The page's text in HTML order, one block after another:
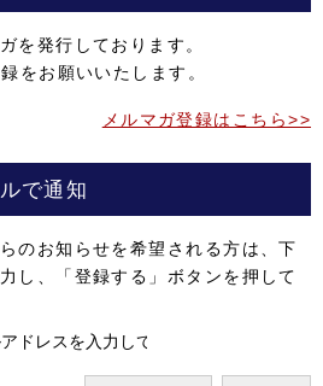
を発行しております。
をお願いいたします。
メルマガ登録はこちら>>
で通知
のお知らせを希望される方は、下
し、「登録する」ボタンを押して